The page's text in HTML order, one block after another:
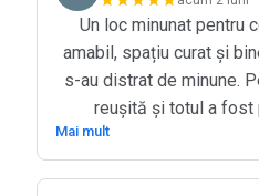
Un loc minunat pentru
amabil, spațiu curat și
s-au distrat de minune.
reușită și totul a fost
Mai mult